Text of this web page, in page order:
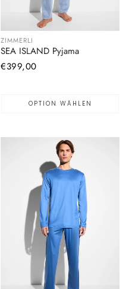
ZIMMERLI
SEA ISLAND Pyjama
Normaler
€399,00
OPTION WÄHLEN